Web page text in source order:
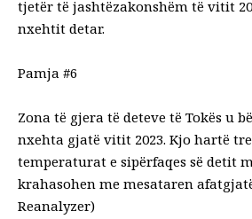
tjetër të jashtëzakonshëm të vitit
nxehtit detar.
Pamja #6
Zona të gjera të deteve të Tokës u
nxehta gjatë vitit 2023. Kjo hartë
temperaturat e sipërfaqes së detit
krahasohen me mesataren
Reanalyzer)